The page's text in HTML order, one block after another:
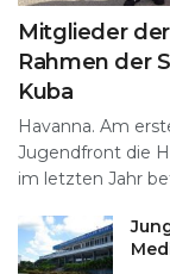
Mitglieder
Rahmen der
Kuba
Havanna. Am
Jugendfront die
im letzten Jahr